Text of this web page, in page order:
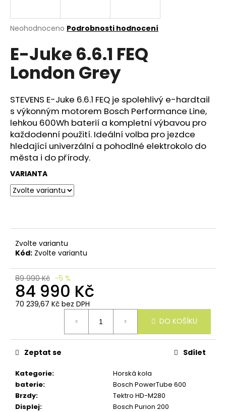
Průměrné
produktu
je
0,0
hvězdiček.
Neohodnoceno Podrobnosti hodnocení
E-Juke 6.6.1 FEQ
London Grey
STEVENS E-Juke 6.6.1 FEQ je spolehlivý e-hardtail
s výkonným motorem Bosch Performance Line,
lehkou 600Wh baterií a kompletní výbavou pro
každodenní použití. Ideální volba pro jezdce
hledající univerzální a pohodlné elektrokolo do
města i do přírody.
VARIANTA
Zvolte variantu
Kód: Zvolte variantu
89 990 Kč –5 %
84 990 Kč
70 239,67 Kč bez DPH
DO KOŠÍKU
Kategorie:
Horská kola
baterie:
Bosch PowerTube 600
Brzdy:
Tektro HD-M280
Displej:
Bosch Purion 200
Zeptat se Sdílet
n
a
í
t
?
HLEDAT
D
o
p
u
u
e
m